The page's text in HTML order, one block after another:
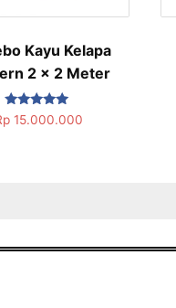
Kayu Kelapa
2 x 2 Meter
Dinilai
5.00
15.000.000